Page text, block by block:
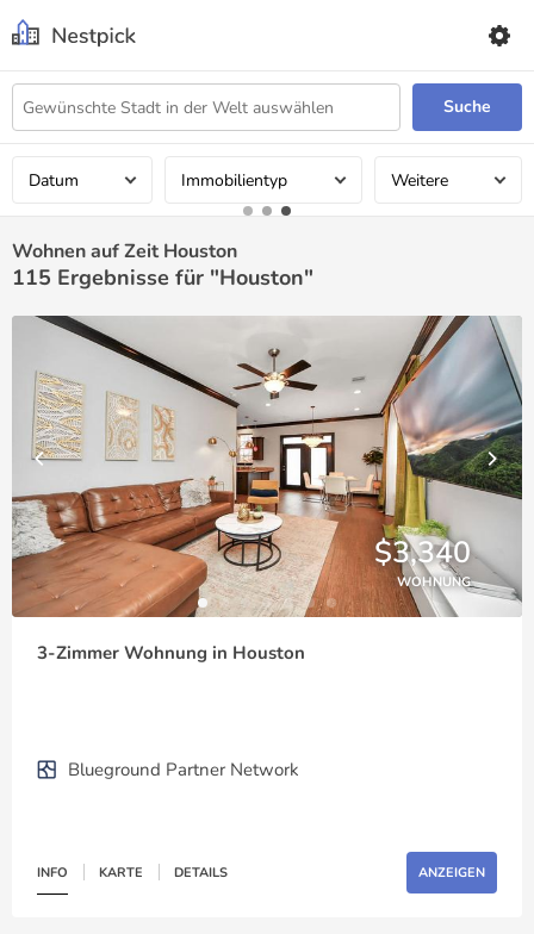
Suche
Datum Immobilientyp Weitere
Wohnen auf Zeit Houston
115 Ergebnisse für "Houston"
$3,340
WOHNUNG
3-Zimmer Wohnung in Houston
Blueground Partner Network
INFO KARTE DETAILS ANZEIGEN